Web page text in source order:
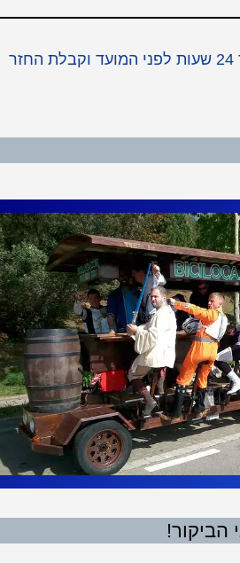
כאן תוכלו למצוא כרטיסים לאטרקציות הכי שוות בברצלונה עם אפשרות ביטול עד 24 שעות לפני המועד וקבלת החזר